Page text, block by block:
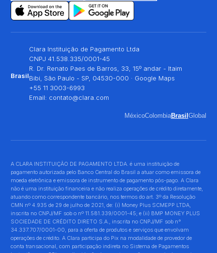
Brasil
Clara Instituição de Pagamento Ltda
CNPJ 41.538.335/0001-45
R. Dr. Renato Paes de Barros, 33, 15º andar - Itaim
Bibi, São Paulo - SP, 04530-000 · Google Maps
+55 11 3003-6993
Email: contato@clara.com
MéxicoColombiaBrasilGlobal
A CLARA INSTITUIÇÃO DE PAGAMENTO LTDA. é uma instituição de
pagamento autorizada pelo Banco Central do Brasil a atuar como emissora de
moeda eletrônica e emissora de instrumento de pagamento pós-pago. A Clara
não é uma instituição financeira e não realiza operações de crédito diretamente,
atuando como correspondente bancário, nos termos do art. 3º da Resolução
CMN nº 4.935 de 29 de julho de 2021, de: (i) Money Plus SCMEPP LTDA,
inscrita no CNPJ/MF sob o nº 11.581.339/0001-45; e (ii) BMP MONEY PLUS
SOCIEDADE DE CRÉDITO DIRETO S.A., inscrita no CNPJ/MF sob n°
34.337.707/0001-00, para a oferta de produtos e serviços que envolvam
operações de crédito. A Clara participa do Pix na modalidade de provedor de
conta transacional, com participação indireta no Sistema de Pagamentos